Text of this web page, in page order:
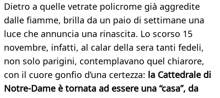
Dietro a quelle vetrate policrome già aggredite
dalle fiamme, brilla da un paio di settimane una
luce che annuncia una rinascita. Lo scorso 15
novembre, infatti, al calar della sera tanti fedeli,
non solo parigini, contemplavano quel chiarore,
con il cuore gonfio d’una certezza: la Cattedrale di
Notre-Dame è tornata ad essere una “casa”, da